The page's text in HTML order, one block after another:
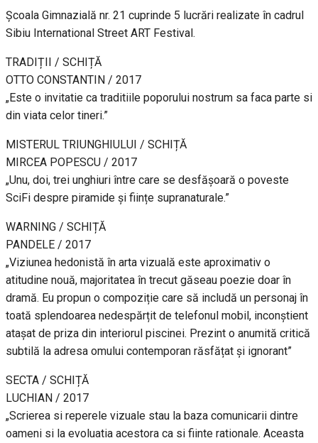
Școala Gimnazială nr. 21 cuprinde 5 lucrări realizate în cadrul
Sibiu International Street ART Festival.
TRADIȚII / SCHIȚĂ
OTTO CONSTANTIN / 2017
„Este o invitatie ca traditiile poporului nostrum sa faca parte si
din viata celor tineri.”
MISTERUL TRIUNGHIULUI / SCHIȚĂ
MIRCEA POPESCU / 2017
„Unu, doi, trei unghiuri între care se desfășoară o poveste
SciFi despre piramide și ființe supranaturale.”
WARNING / SCHIȚĂ
PANDELE / 2017
„Viziunea hedonistă în arta vizuală este aproximativ o
atitudine nouă, majoritatea în trecut găseau poezie doar în
dramă. Eu propun o compoziție care să includă un personaj în
toată splendoarea nedespărțit de telefonul mobil, inconștient
atașat de priza din interiorul piscinei. Prezint o anumită critică
subtilă la adresa omului contemporan răsfățat și ignorant”
SECTA / SCHIȚĂ
LUCHIAN / 2017
„Scrierea si reperele vizuale stau la baza comunicarii dintre
oameni si la evoluatia acestora ca si fiinte rationale. Aceasta